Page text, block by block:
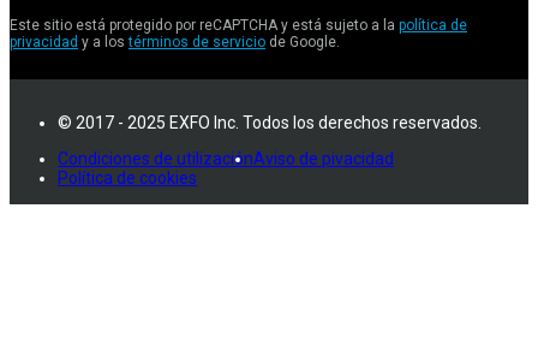
Este sitio está protegido por reCAPTCHA y está sujeto a la política de
privacidad y a lostérminos de servicio de Google.
© 2017 - 2025 EXFO Inc. Todos los derechos reservados.
Condiciones de utilizaciónAviso de pivacidad
Política de cookies